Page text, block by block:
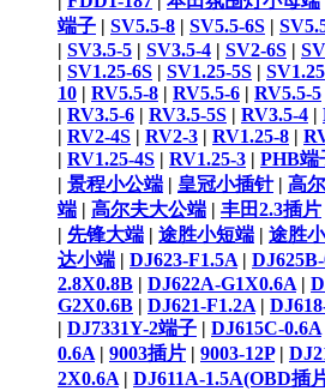
端子 | SV5.5-8 | SV5.5-6S |
| SV3.5-5 | SV3.5-4 | SV2-6S |
| SV1.25-6S | SV1.25-5S |
10 | RV5.5-8 | RV5.5-6 | RV5.5-5
| RV3.5-6 | RV3.5-5S | RV3.5-4 |
| RV2-4S | RV2-3 | RV1.25-8 |
| RV1.25-4S | RV1.25-3 | PHB端
| 景程小公端 | 皇冠小插针| 高
端 | 高尔夫大公端 | 丰田2.3插片
| 先锋大端 | 途胜小短端 | 途胜
达小端 | DJ623-F1.5A |
2.8X0.8B | DJ622A-G1X0.6A |
G2X0.6B | DJ621-F1.2A |
| DJ7331Y-2端子 | DJ615C-0.6A
0.6A | 9003插片 | 9003-12P|
2X0.6A | DJ611A-1.5A(OBD插片